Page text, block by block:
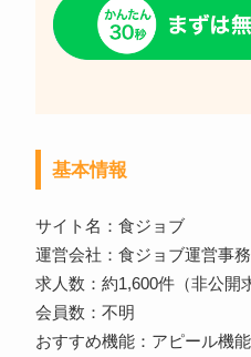
基本情報
サイト名：食ジョブ
運営会社：食ジョブ運営事
求人数：約1,600件（非公開
会員数：不明
おすすめ機能：アピール機